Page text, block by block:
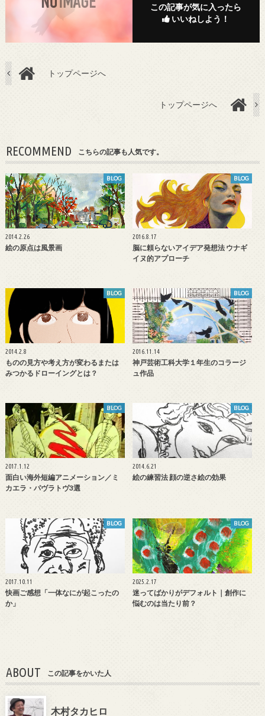
この記事が気に入ったら
いいねしよう！
トップページへ
トップページへ
RECOMMEND こちらの記事も人気です。
BLOG
2014.2.26
絵の原点は風景画
BLOG
2016.8.17
脳に頼らないアイデア発想法 ウナギ
イヌ的アプローチ
BLOG
2014.2.8
ものの見方や考え方が変わるまたは
みつかるドローイングとは？
BLOG
2016.11.14
神戸芸術工科大学１年生のコラージ
ュ作品
BLOG
2017.1.12
面白い海外短編アニメーション／ミ
カエラ・パヴラトヴ3選
BLOG
2014.6.21
絵の練習法 顔の逆さ絵の効果
BLOG
2017.10.11
快画ご感想「一体なにが起こったの
か」
BLOG
2025.2.17
迷ってばかりがデフォルト｜創作に
悩むのは当たり前？
ABOUT この記事をかいた人
木村タカヒロ